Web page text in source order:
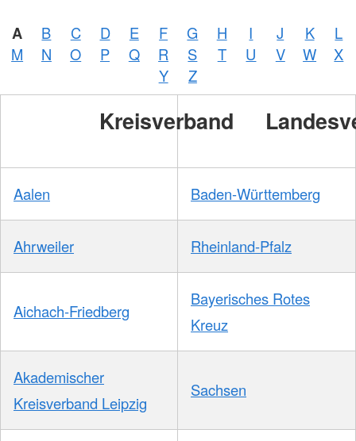
A B C D E F G H I J K
L
M
N O P Q R S T U V W
X
Y
Z
Kreisverband
Aalen Baden-Württemberg
Ahrweiler Rheinland-Pfalz
Aichach-Friedberg
Bayerisches Rotes
Kreuz
Akademischer
Kreisverband Leipzig
Sachsen